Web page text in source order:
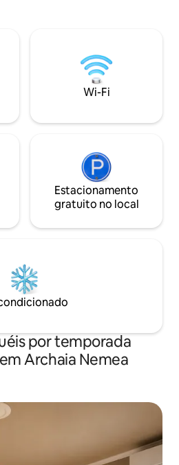
têm um
de seis
com os sons
metros abaixo.
famílias com
românticos.
Wi-Fi
Estacionamento
gratuito no local
por temporada
Archaia Nemea